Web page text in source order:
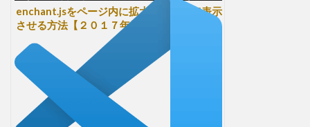
enchant.jsをページ内に拡大させないで表示
させる方法【２０１７年最新版】